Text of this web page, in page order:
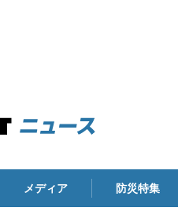
メディア 防災特集